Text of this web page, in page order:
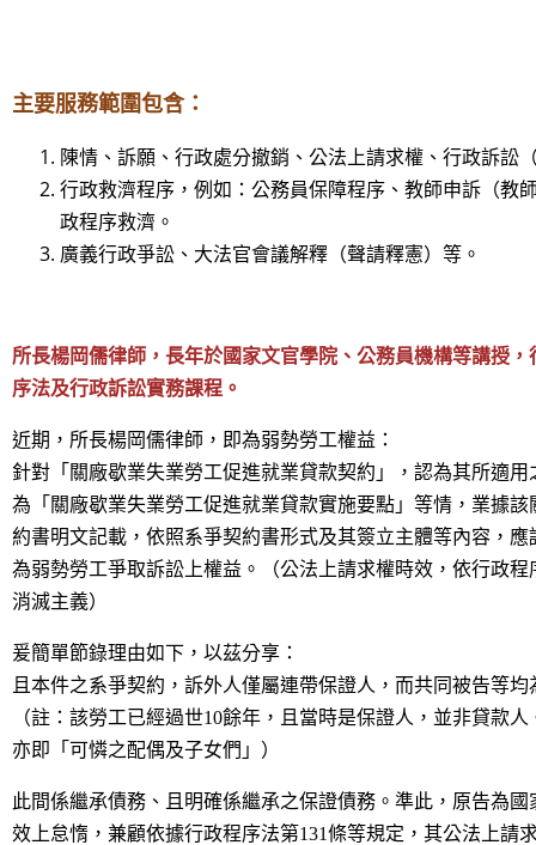
主要服務範圍包含：
陳情、訴願、行政處分撤銷、公法上請求權、行政訴訟
行政救濟程序，例如：公務員保障程序、教師申訴（教
政程序救濟。
廣義行政爭訟、大法官會議解釋（聲請釋憲）等。
所長楊岡儒律師，長年於國家文官學院、公務員機構等講授，
序法及行政訴訟實務課程。
近期，所長楊岡儒律師，即為弱勢勞工權益：
針對「關廠歇業失業勞工促進就業貸款契約」，認為其所適用
為「關廠歇業失業勞工促進就業貸款實施要點」等情，業據
約書明文記載，依照系爭契約書形式及其簽立主體等內容，
為弱勢勞工爭取訴訟上權益。（公法上請求權時效，依行政
消滅主義）
爰簡單節錄理由如下，以茲分享：
且本件之系爭契約，訴外人僅屬連帶保證人，而共同被告等均
（註：該勞工已經過世10餘年，且當時是保證人，並非貸款
亦即「可憐之配偶及子女們」）
此間係繼承債務、且明確係繼承之保證債務。準此，原告為
效上怠惰，兼顧依據行政程序法第131條等規定，其公法上請